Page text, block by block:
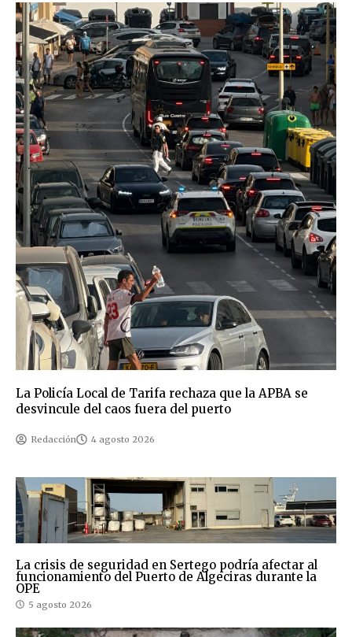
La Policía Local de Tarifa rechaza que la APBA se
desvincule del caos fuera del puerto
Redacción 4 agosto 2026
La crisis de seguridad en Sertego podría afectar al
funcionamiento del Puerto de Algeciras durante la
OPE
5 agosto 2026